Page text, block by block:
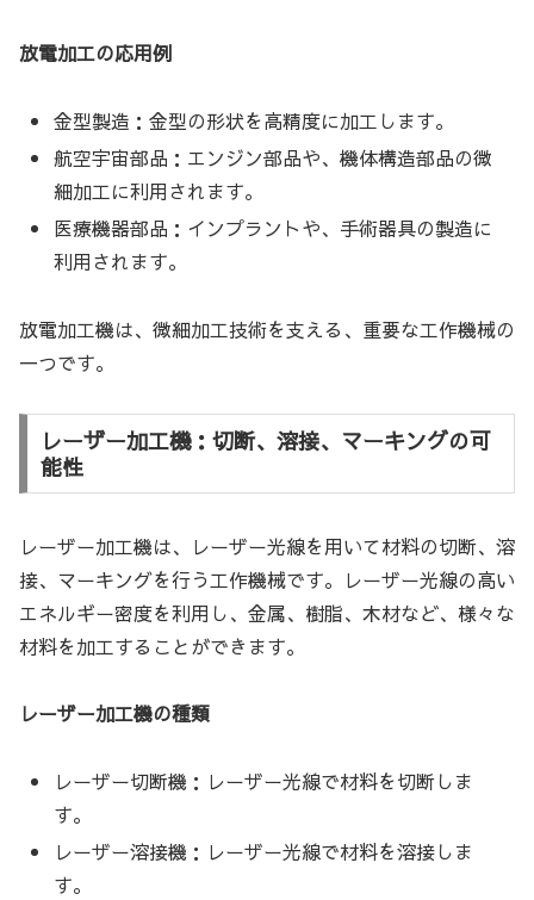
放電加工の応用例
金型製造：金型の形状を高精度に加工します。
航空宇宙部品：エンジン部品や、機体構造部品の微
細加工に利用されます。
医療機器部品：インプラントや、手術器具の製造に
利用されます。
放電加工機は、微細加工技術を支える、重要な工作機械の
一つです。
レーザー加工機：切断、溶接、マーキングの可
能性
レーザー加工機は、レーザー光線を用いて材料の切断、溶
接、マーキングを行う工作機械です。レーザー光線の高い
エネルギー密度を利用し、金属、樹脂、木材など、様々な
材料を加工することができます。
レーザー加工機の種類
レーザー切断機：レーザー光線で材料を切断しま
す。
レーザー溶接機：レーザー光線で材料を溶接しま
す。